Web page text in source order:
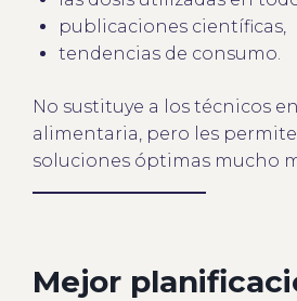
publicaciones científicas,
tendencias de consumo.
No sustituye a los técnicos
alimentaria, pero les
soluciones óptimas mucho
Mejor